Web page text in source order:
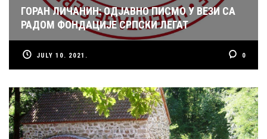
ГОРАН ЛИЧАНИН: ОДЈАВНО ПИСМО У ВЕЗИ СА
РАДОМ ФОНДАЦИЈЕ СРПСКИ ЛЕГАТ
JULY 10. 2021. 0